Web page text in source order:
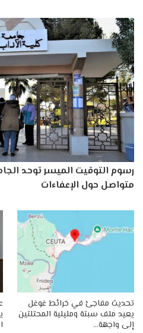
رسوم التوقيت الميسر توحد
متواصل حول الإعفاءات
تحديث مفاجئ في خرائط غوغل
يعيد ملف سبتة ومليلية المحتلتين
إلى واجهة…